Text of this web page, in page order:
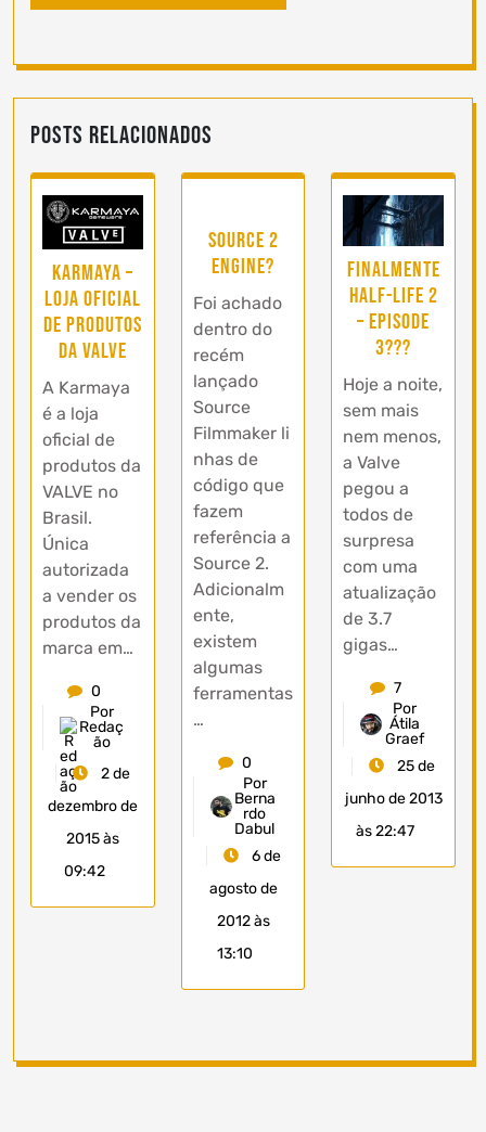
Posts Relacionados
Karmaya –
Loja Oficial
de Produtos
da VALVE
A Karmaya
é a loja
oficial de
produtos da
VALVE no
Brasil.
Única
autorizada
a vender os
produtos da
marca em…
0
Por
Redaç
ão
2 de
dezembro de
2015 às
09:42
Source 2
Engine?
Foi achado
dentro do
recém
lançado
Source
Filmmaker li
nhas de
código que
fazem
referência a
Source 2.
Adicionalm
ente,
existem
algumas
ferramentas
…
0
Por
Berna
rdo
Dabul
6 de
agosto de
2012 às
13:10
Finalmente
Half-Life 2
– Episode
3???
Hoje a noite,
sem mais
nem menos,
a Valve
pegou a
todos de
surpresa
com uma
atualização
de 3.7
gigas…
7
Por
Átila
Graef
25 de
junho de 2013
às 22:47